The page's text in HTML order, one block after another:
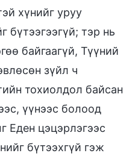
хүнийг уруу
бүтээгээгүй; тэр нь
байгаагүй, Түүний
зүйл ч
тохиолдол байсан
үүнээс болоод
Еден цэцэрлэгээс
бүтээхгүй гэж